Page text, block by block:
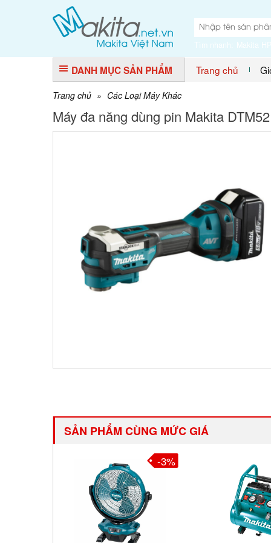
Tìm nhanh: Makita
DANH MỤC SẢN PHẨM Trang chủ
Trang chủ » Các Loại Máy Khác
Máy đa năng dùng pin Makita
SẢN PHẨM CÙNG MỨC GIÁ
-3%